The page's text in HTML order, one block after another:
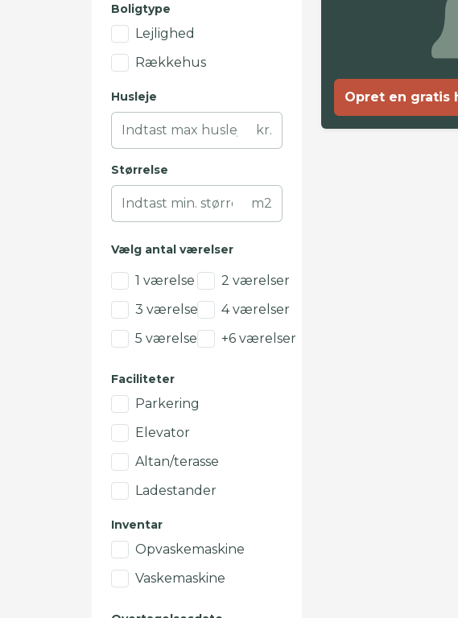
Boligtype
Lejlighed
Rækkehus
Husleje
kr.
Størrelse
m2
Vælg antal værelser
1 værelse
2 værelser
3 værelser
4 værelser
5 værelser
+6 værelser
Faciliteter
Parkering
Elevator
Altan/terasse
Ladestander
Inventar
Opvaskemaskine
Vaskemaskine
Opret en gratis